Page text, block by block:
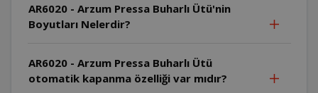
AR6020 - Arzum Pressa Buharlı Ütü'nin
Boyutları Nelerdir?
AR6020 - Arzum Pressa Buharlı Ütü
otomatik kapanma özelliği var mıdır?